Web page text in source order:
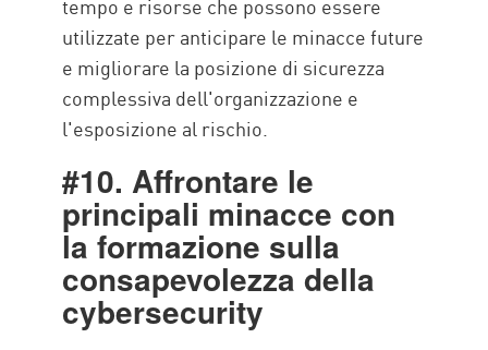
tempo e risorse che possono essere
utilizzate per anticipare le minacce future
e migliorare la posizione di sicurezza
complessiva dell'organizzazione e
l'esposizione al rischio.
#10. Affrontare le
principali minacce con
la formazione sulla
consapevolezza della
cybersecurity